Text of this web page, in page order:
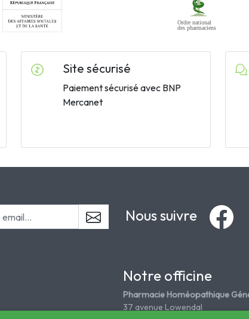
Site sécurisé
Paiement sécurisé avec BNP
Mercanet
Nous suivre
Notre officine
Pharmacie Homéopathique
37 avenue Lowendal